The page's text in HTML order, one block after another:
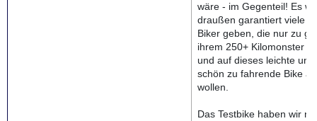
wäre - im Gegenteil! Es
draußen garantiert viele
Biker geben, die nur zu
ihrem 250+ Kilomonster
und auf dieses leichte
schön zu fahrende Bike
wollen.
Das Testbike haben wir